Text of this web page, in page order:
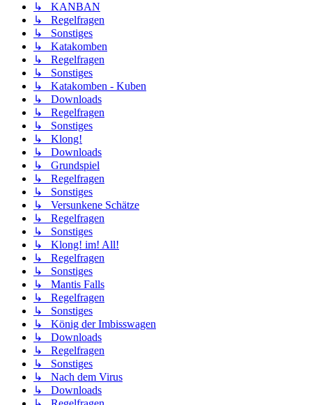
↳ KANBAN
↳ Regelfragen
↳ Sonstiges
↳ Katakomben
↳ Regelfragen
↳ Sonstiges
↳ Katakomben - Kuben
↳ Downloads
↳ Regelfragen
↳ Sonstiges
↳ Klong!
↳ Downloads
↳ Grundspiel
↳ Regelfragen
↳ Sonstiges
↳ Versunkene Schätze
↳ Regelfragen
↳ Sonstiges
↳ Klong! im! All!
↳ Regelfragen
↳ Sonstiges
↳ Mantis Falls
↳ Regelfragen
↳ Sonstiges
↳ König der Imbisswagen
↳ Downloads
↳ Regelfragen
↳ Sonstiges
↳ Nach dem Virus
↳ Downloads